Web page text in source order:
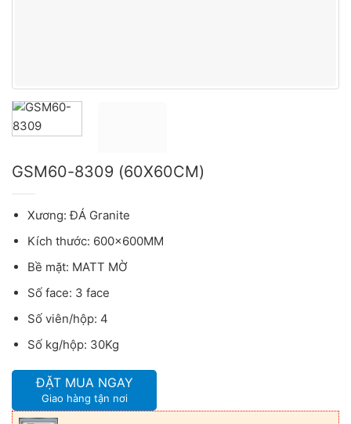
GSM60-8309 (60X60CM)
Xương: ĐÁ Granite
Kích thước: 600x600MM
Bề mặt: MATT MỜ
Số face: 3 face
Số viên/hộp: 4
Số kg/hộp: 30Kg
ĐẶT MUA NGAY
Giao hàng tận nơi